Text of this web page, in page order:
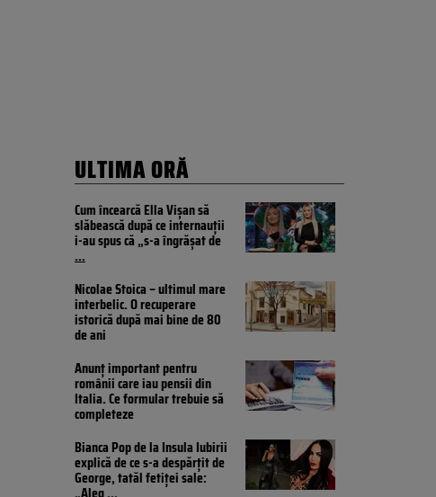
ULTIMA ORĂ
Cum încearcă Ella Vișan să
slăbească după ce internauții
i-au spus că „s-a îngrășat de
...
Nicolae Stoica – ultimul mare
interbelic. O recuperare
istorică după mai bine de 80
de ani
Anunț important pentru
românii care iau pensii din
Italia. Ce formular trebuie să
completeze
Bianca Pop de la Insula Iubirii
explică de ce s-a despărțit de
George, tatăl fetiței sale: